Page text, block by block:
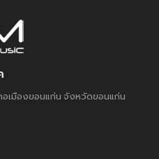
อเมืองขอนแก่น จังหวัดขอนแก่น